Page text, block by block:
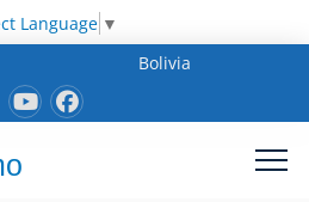
Language ▼
Bolivia